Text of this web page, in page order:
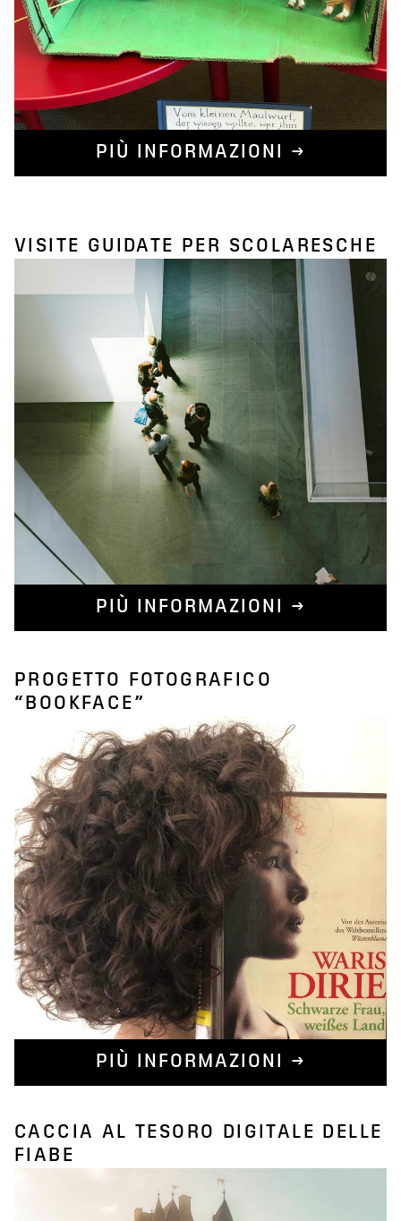
PIÙ INFORMAZIONI →
VISITE GUIDATE PER SCOLARESCHE
PIÙ INFORMAZIONI →
PROGETTO FOTOGRAFICO
“BOOKFACE”
PIÙ INFORMAZIONI →
CACCIA AL TESORO DIGITALE DELLE
FIABE